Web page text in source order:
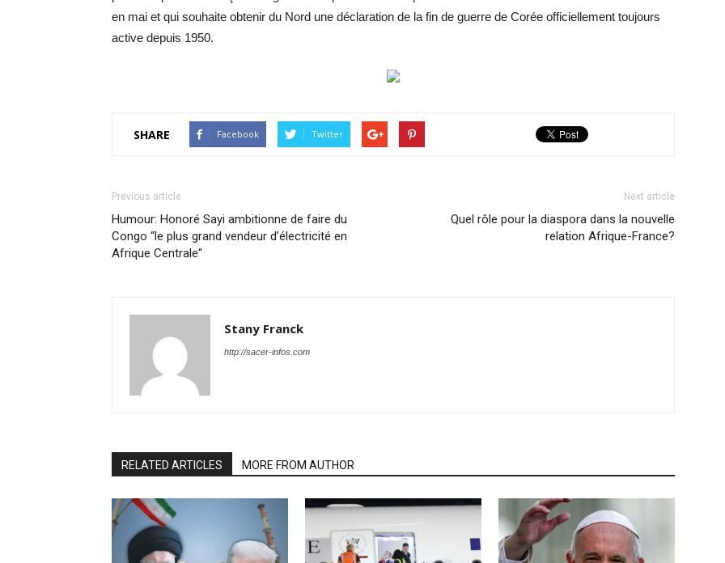
en mai et qui souhaite obtenir du Nord une déclaration de la fin de guerre de Corée officiellement toujours
active depuis 1950.
SHARE Facebook Twitter
Previous article
Humour: Honoré Sayi ambitionne de faire du
Congo “le plus grand vendeur d’électricité en
Afrique Centrale“
Next article
Quel rôle pour la diaspora dans la nouvelle
relation Afrique-France?
Stany Franck
http://sacer-infos.com
RELATED ARTICLES MORE FROM AUTHOR